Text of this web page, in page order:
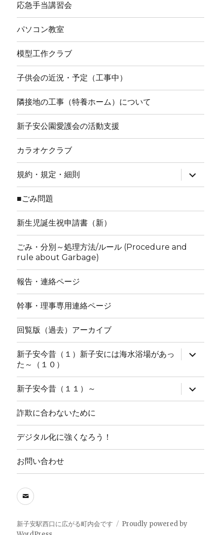
応急手当講習会
パソコン教室
模型工作クラブ
子供会の近況・予定（工事中）
隣接地の工事（特養ホーム）について
新子安公園愛護会の活動支援
カラオケクラブ
規約・規定・細則
ブ
メ
ー
開
■ごみ問題
新生児誕生祝申請書（新）
ごみ・分別～処理方法/ルール (Procedure and
rule about Garbage)
報告・連絡ページ
幹事・理事専用連絡ページ
回覧版（過去）アーカイブ
新子安今昔（１）新子安には海水浴場があっ
た～（１０）
ブ
ニ
ュ
を
新子安今昔（１１）～
ブ
メ
ー
開
詐欺に合わないために
デジタル化に強くなろう！
お問い合わせ
メ
ル
新子安駅西口に広がる町内会です
Proudly powered by